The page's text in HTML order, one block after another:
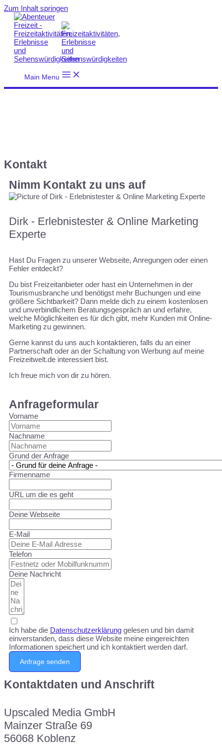
Zum Inhalt springen
Main Menu
Kontakt
Nimm Kontakt zu uns auf
Dirk - Erlebnistester & Online Marketing
Experte
Hast Du Fragen zu unserer Webseite, Anregungen oder einen
Fehler entdeckt?
Du bist Freizeitanbieter oder hast ein Unternehmen in der
Tourismusbranche und benötigst mehr Buchungen und eine
größere Sichtbarkeit? Dann melde dich zu einem kostenlosen
und unverbindlichem Beratungsgespräch an und erfahre,
welche Möglichkeiten es für dich gibt, mehr Kunden mit Online-
Marketing zu gewinnen.
Gerne kannst du uns auch kontaktieren, falls du an einer
Partnerschaft oder an der Schaltung von Werbung auf meine
Freizeitwelt.de interessiert bist.
Ich freue mich von dir zu hören.
Anfrageformular
Vorname
Nachname
Grund der Anfrage
Firmenname
URL um die es geht
Deine Webseite
E-Mail
Telefon
Deine Nachricht
Ich habe die Datenschutzerklärung gelesen und bin damit
einverstanden, dass diese Website meine eingereichten
Informationen speichert und ich kontaktiert werden darf.
Anfrage senden
Kontaktdaten und Anschrift
Upscaled Media GmbH
Mainzer Straße 69
56068 Koblenz